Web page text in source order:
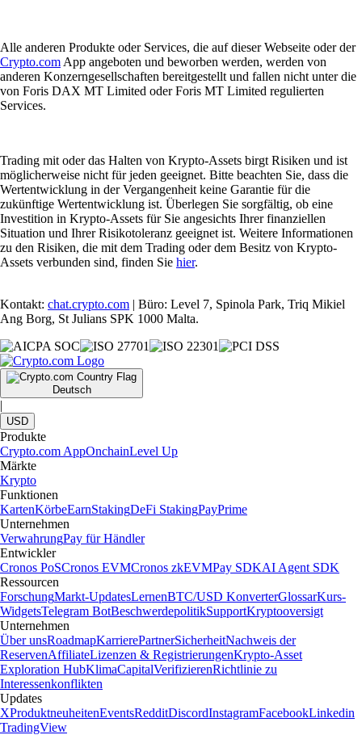
Alle anderen Produkte oder Services, die auf dieser Webseite oder der
Crypto.com App angeboten und beworben werden, werden von
anderen Konzerngesellschaften bereitgestellt und fallen nicht unter die
von Foris DAX MT Limited oder Foris MT Limited regulierten
Services.
Trading mit oder das Halten von Krypto-Assets birgt Risiken und ist
möglicherweise nicht für jeden geeignet. Bitte beachten Sie, dass die
Wertentwicklung in der Vergangenheit keine Garantie für die
zukünftige Wertentwicklung ist. Überlegen Sie sorgfältig, ob eine
Investition in Krypto-Assets für Sie angesichts Ihrer finanziellen
Situation und Ihrer Risikotoleranz geeignet ist. Weitere Informationen
zu den Risiken, die mit dem Trading oder dem Besitz von Krypto-
Assets verbunden sind, finden Sie hier.
Kontakt: chat.crypto.com | Büro: Level 7, Spinola Park, Triq Mikiel
Ang Borg, St Julians SPK 1000 Malta.
Deutsch
|
USD
Produkte
Crypto.com AppOnchainLevel Up
Märkte
Krypto
Funktionen
KartenKörbeEarnStakingDeFi StakingPayPrime
Unternehmen
VerwahrungPay für Händler
Entwickler
Cronos PoSCronos EVMCronos zkEVMPay SDKAI Agent SDK
Ressourcen
ForschungMarkt-UpdatesLernenBTC/USD KonverterGlossarKurs-
WidgetsTelegram BotBeschwerdepolitikSupportKryptooversigt
Unternehmen
Über unsRoadmapKarrierePartnerSicherheitNachweis der
ReservenAffiliateLizenzen & RegistrierungenKrypto-Asset
Exploration HubKlimaCapitalVerifizierenRichtlinie zu
Interessenkonflikten
Updates
XProduktneuheitenEventsRedditDiscordInstagramFacebookLinkedin
TradingView